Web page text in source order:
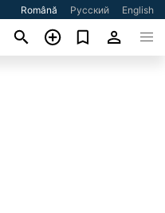
Română Русский English